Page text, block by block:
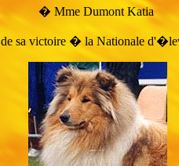
� Mme Dumont Katia
sa victoire � la Nationale